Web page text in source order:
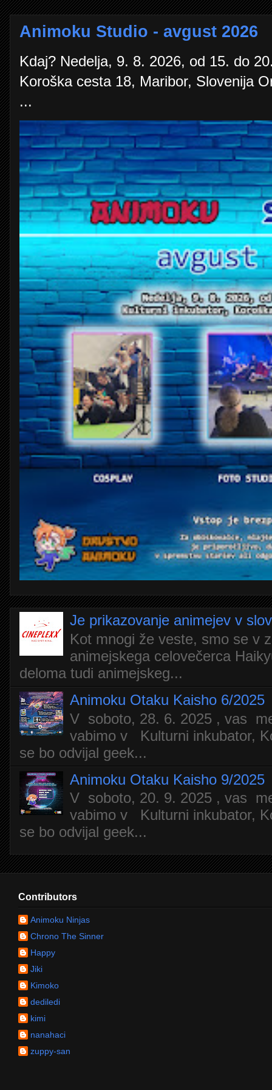
Animoku Studio - avgust 2026
Kdaj? Nedelja, 9. 8. 2026, od 15. do
Koroška cesta 18, Maribor, Slovenija
...
Je prikazovanje animejev v
Kot mnogi že veste, smo se v
animejskega celovečerca
deloma tudi animejskeg...
Animoku Otaku Kaisho 6/2025
V soboto, 28. 6. 2025 , vas
vabimo v Kulturni inkubator,
se bo odvijal geek...
Animoku Otaku Kaisho 9/2025
V soboto, 20. 9. 2025 , vas
vabimo v Kulturni inkubator,
se bo odvijal geek...
Contributors
Animoku Ninjas
Chrono The Sinner
Happy
Jiki
Kimoko
dediledi
kimi
nanahaci
zuppy-san